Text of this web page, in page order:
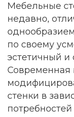
Мебельные
недавно,
по своему
эстетичный и
Современная
стенки в
потребностей